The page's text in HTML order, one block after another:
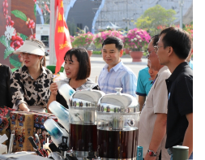
Giải trí
Nghệ sĩ
Thời trang